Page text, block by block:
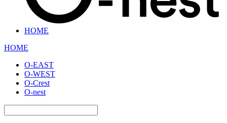
HOME
HOME
O-EAST
O-WEST
O-Crest
O-nest